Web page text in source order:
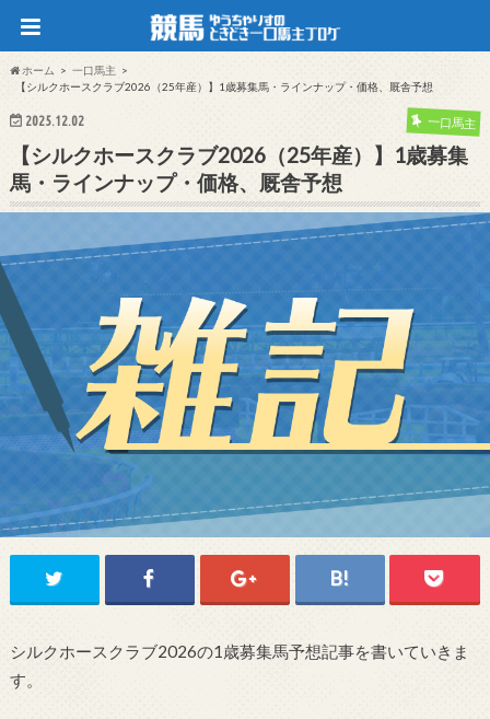
ホーム
一口馬主
【シルクホースクラブ2026（25年産）】1歳募集馬・ラインナップ・価格、厩舎予想
2025.12.02 一口馬主
【シルクホースクラブ2026（25年産）】1歳募集
馬・ラインナップ・価格、厩舎予想
シルクホースクラブ2026の1歳募集馬予想記事を書いていきま
す。